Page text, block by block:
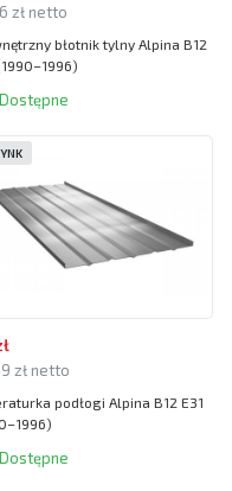
zł netto
błotnik tylny Alpina B12
Dostępne
zł netto
podłogi Alpina B12 E31
Dostępne